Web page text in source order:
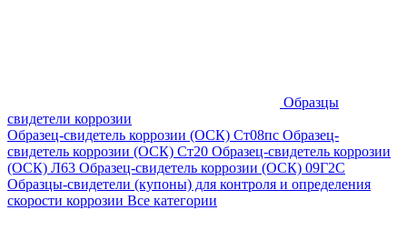
Образцы
свидетели коррозии
Образец-свидетель коррозии (ОСК) Ст08пс Образец-
свидетель коррозии (ОСК) Ст20 Образец-свидетель коррозии
(ОСК) Л63 Образец-свидетель коррозии (ОСК) 09Г2С
Образцы-свидетели (купоны) для контроля и определения
скорости коррозии Все категории